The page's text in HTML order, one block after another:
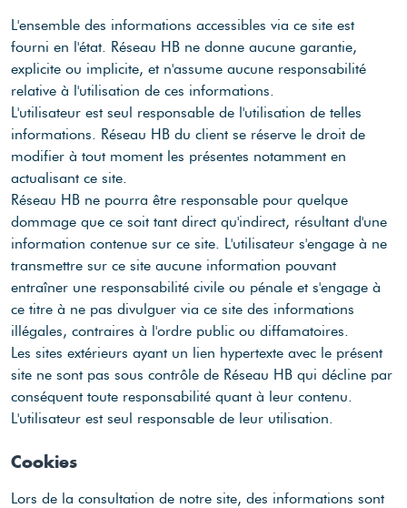
L'ensemble des informations accessibles via ce site est
fourni en l'état. Réseau HB ne donne aucune garantie,
explicite ou implicite, et n'assume aucune responsabilité
relative à l'utilisation de ces informations.
L'utilisateur est seul responsable de l'utilisation de telles
informations. Réseau HB du client se réserve le droit de
modifier à tout moment les présentes notamment en
actualisant ce site.
Réseau HB ne pourra être responsable pour quelque
dommage que ce soit tant direct qu'indirect, résultant d'une
information contenue sur ce site. L'utilisateur s'engage à ne
transmettre sur ce site aucune information pouvant
entraîner une responsabilité civile ou pénale et s'engage à
ce titre à ne pas divulguer via ce site des informations
illégales, contraires à l'ordre public ou diffamatoires.
Les sites extérieurs ayant un lien hypertexte avec le présent
site ne sont pas sous contrôle de Réseau HB qui décline par
conséquent toute responsabilité quant à leur contenu.
L'utilisateur est seul responsable de leur utilisation.
Cookies
Lors de la consultation de notre site, des informations sont